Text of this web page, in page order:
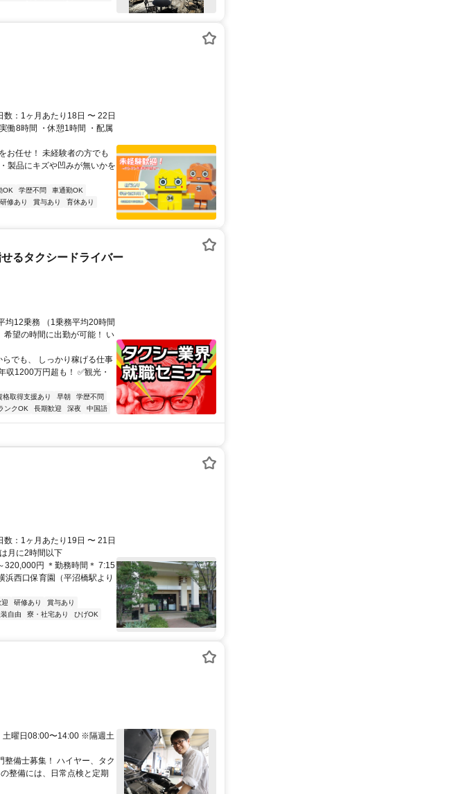
：1ヶ月あたり18日 〜 22日
働8時間 ・休憩1時間 ・配属
お任せ！ 未経験者の方でも
製品にキズや凹みが無いかを
OK 学歴不問
車通勤OK
研修あり 賞与あり
育休あり
るタクシードライバー
均12乗務 （1乗務平均20時間
希望の時間に出勤が可能！ い
でも、 しっかり稼げる仕事
収1200万円超も！ ✅観光・
格取得支援あり 早朝
学歴不問
ンクOK 長期歓迎 深夜 中国語
：1ヶ月あたり19日 〜 21日
月に2時間以下
320,000円 ＊勤務時間＊ 7:15
浜西口保育園（平沼橋駅より
研修あり
賞与あり
装自由 寮・社宅あり
ひげOK
土曜日08:00〜14:00 ※隔週土
整備士募集！ ハイヤー、タク
整備には、日常点検と定期